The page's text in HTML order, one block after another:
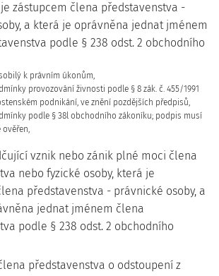
zástupcem člena představenstva -
a která je oprávněna jednat jménem
podle § 238 odst. 2 obchodního
k právním úkonům,
provozování živnosti podle § 8 zák. č. 455/1991
podnikání, ve znění pozdějších předpisů,
podle § 38l obchodního zákoníku; podpis musí
ověřen,
vznik nebo zánik plné moci člena
nebo fyzické osoby, která je
představenstva - právnické osoby, a
jednat jménem člena
podle § 238 odst. 2 obchodního
představenstva o odstoupení z